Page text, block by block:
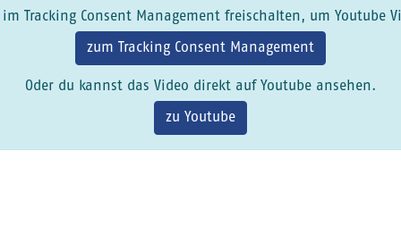
im Tracking Consent Management freischalten, um Youtube
zum Tracking Consent Management
Oder du kannst das Video direkt auf Youtube ansehen.
zu Youtube